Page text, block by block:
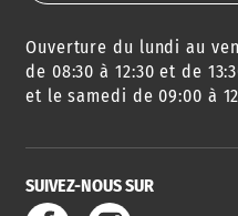
AGENDA
DES SORTIES
SERVICE
DE L'EAU
Ouverture du lundi au
de 08:30 à 12:30 et de
et le samedi de 09:00 à
SUIVEZ-NOUS SUR